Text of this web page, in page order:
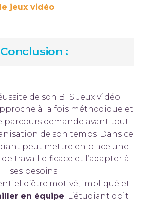
jeux vidéo
Conclusion :
de son BTS Jeux Vidéo
à la fois méthodique et
parcours demande avant tout
de son temps. Dans ce
peut mettre en place une
travail efficace et l’adapter à
ses besoins.
d’être motivé, impliqué et
en équipe . L’étudiant doit